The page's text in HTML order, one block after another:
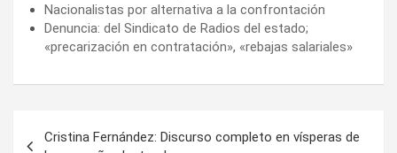
Nacionalistas por alternativa a la confrontación
Denuncia: del Sindicato de Radios del estado;
«precarización en contratación», «rebajas salariales»
Cristina Fernández: Discurso completo en vísperas de